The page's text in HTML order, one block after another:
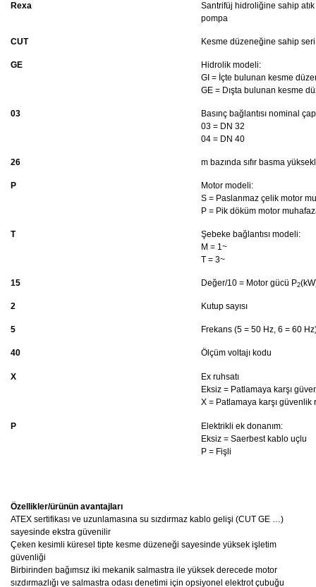
Rexa
Santrifüj hidroliğine sahip
pompa
CUT Kesme düzeneğine sahip seri
GE
Hidrolik modeli:
GI = İçte bulunan kesme
GE = Dışta bulunan kesme
03
Basınç bağlantısı nominal
03 = DN 32
04 = DN 40
26 m bazında sıfır basma
P
Motor modeli:
S = Paslanmaz çelik motor
P = Pik döküm motor
T
Şebeke bağlantısı modeli:
M = 1~
T = 3~
15 Değer/10 = Motor gücü P2
2 Kutup sayısı
5 Frekans (5 = 50 Hz, 6 = 60
40 Ölçüm voltajı kodu
X
Ex ruhsatı
Eksiz = Patlamaya karşı
X = Patlamaya karşı güvenlik
P
Elektrikli ek donanım:
Eksiz = Saerbest kablo uçlu
P = Fişli
Özellikler/ürünün avantajları
ATEX sertifikası ve uzunlamasına su sızdırmaz kablo gelişi (CUT GE …)
sayesinde ekstra güvenilir
Çeken kesimli küresel tipte kesme düzeneği sayesinde yüksek işletim
güvenliği
Birbirinden bağımsız iki mekanik salmastra ile yüksek derecede motor
sızdırmazlığı ve salmastra odası denetimi için opsiyonel elektrot çubuğu